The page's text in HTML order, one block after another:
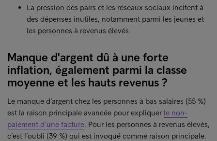
La pression des pairs et les réseaux sociaux incitent à
des dépenses inutiles, notamment parmi les jeunes et
les personnes à revenus élevés
Manque d'argent dû à une forte
inflation, également parmi la classe
moyenne et les hauts revenus ?
Le manque d’argent chez les personnes à bas salaires (55 %)
est la raison principale avancée pour expliquer le non-
paiement d’une facture. Pour les personnes à revenus élevés,
c’est l’oubli (39 %) qui est invoqué comme raison principale.